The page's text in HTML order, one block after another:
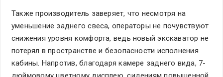
Также производитель заверяет, что несмотря на
уменьшение заднего свеса, операторы не почувствуют
снижения уровня комфорта, ведь новый экскаватор не
потерял в пространстве и безопасности исполнения
кабины. Напротив, благодаря камере заднего вида, 7-